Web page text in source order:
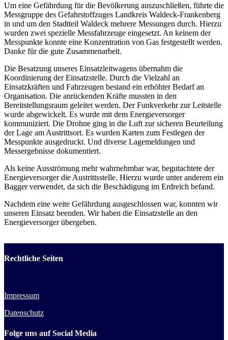
Um eine Gefährdung für die Bevölkerung auszuschließen, führte die
Messgruppe des Gefahrstoffzuges Landkreis Waldeck-Frankenberg
in und um den Stadtteil Waldeck mehrere Messungen durch. Hierzu
wurden zwei spezielle Messfahrzeuge eingesetzt. An keinem der
Messpunkte konnte eine Konzentration von Gas festgestellt werden.
Danke für die gute Zusammenarbeit.
Die Besatzung unseres Einsatzleitwagens übernahm die
Koordinierung der Einsatzstelle. Durch die Vielzahl an
Einsatzkräften und Fahrzeugen bestand ein erhöhter Bedarf an
Organisation. Die anrückenden Kräfte mussten in den
Bereitstellungsraum geleitet werden. Der Funkverkehr zur Leitstelle
wurde abgewickelt. Es wurde mit dem Energieversorger
kommuniziert. Die Drohne ging in die Luft zur sicheren Beurteilung
der Lage am Austrittsort. Es wurden Karten zum Festlegen der
Messpunkte ausgedruckt. Und diverse Lagemeldungen und
Messergebnisse dokumentiert.
Als keine Ausströmung mehr wahrnehmbar war, begutachtete der
Energieversorger die Austrittsstelle. Hierzu wurde unter anderem ein
Bagger verwendet, da sich die Beschädigung im Erdreich befand.
Nachdem eine weite Gefährdung ausgeschlossen war, konnten wir
unseren Einsatz beenden. Wir haben die Einsatzstelle an den
Energieversorger übergeben.
Rechtliche Seiten
Impressum
Datenschutz
Folge uns auf Social Media